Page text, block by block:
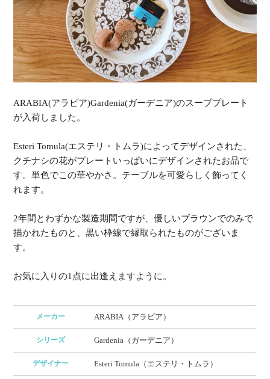
ARABIA(アラビア)Gardenia(ガーデニア)のスーププレート
が入荷しました。
Esteri Tomula(エステリ・トムラ)によってデザインされた、
クチナシの花がプレートいっぱいにデザインされたお品で
す。単色でこの華やかさ。テーブルを可愛らしく飾ってく
れます。
2年間とわずかな製造期間ですが、優しいブラウンでのみで
描かれたものと、黒い枠線で縁取られたものがございま
す。
お気に入りの1点に出逢えますように。
メーカー ARABIA（アラビア）
シリーズ Gardenia（ガーデニア）
デザイナー Esteri Tomula（エステリ・トムラ）